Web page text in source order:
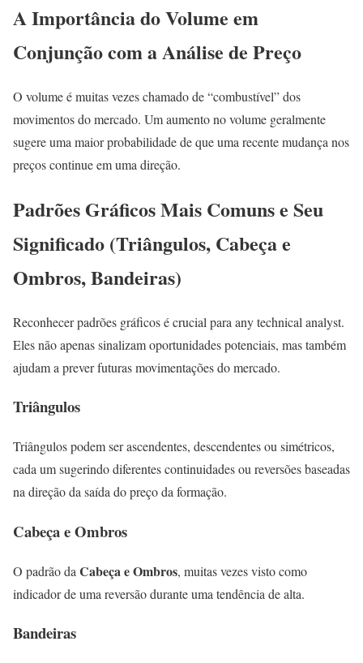
A Importância do Volume em
Conjunção com a Análise de Preço
O volume é muitas vezes chamado de “combustível” dos
movimentos do mercado. Um aumento no volume geralmente
sugere uma maior probabilidade de que uma recente mudança nos
preços continue em uma direção.
Padrões Gráficos Mais Comuns e Seu
Significado (Triângulos, Cabeça e
Ombros, Bandeiras)
Reconhecer padrões gráficos é crucial para any technical analyst.
Eles não apenas sinalizam oportunidades potenciais, mas também
ajudam a prever futuras movimentações do mercado.
Triângulos
Triângulos podem ser ascendentes, descendentes ou simétricos,
cada um sugerindo diferentes continuidades ou reversões baseadas
na direção da saída do preço da formação.
Cabeça e Ombros
O padrão da Cabeça e Ombros, muitas vezes visto como
indicador de uma reversão durante uma tendência de alta.
Bandeiras